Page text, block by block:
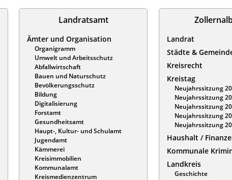
Landratsamt
Ämter und Organisation
Organigramm
Umwelt und Arbeitsschutz
Abfallwirtschaft
Bauen und Naturschutz
Bevölkerungsschutz
Bildung
Digitalisierung
Forstamt
Gesundheitsamt
Haupt-, Kultur- und Schulamt
Jugendamt
Kämmerei
Kreisimmobilien
Kommunalamt
Kreismedienzentrum
Landrat
Städte &
Kreisrecht
Kreistag
Neujahrssitzung
Neujahrssitzung
Neujahrssitzung
Neujahrssitzung
Neujahrssitzung
Haushalt /
Kommunale
Landkreis
Geschichte